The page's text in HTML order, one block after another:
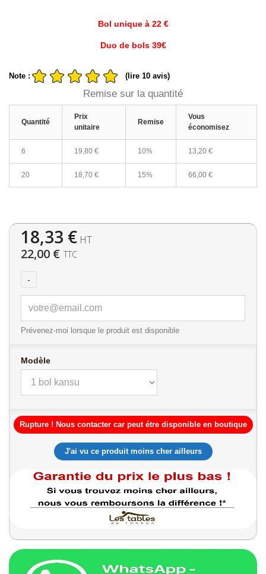
Bol unique à 22 €
Duo de bols 39€
Note : (lire 10 avis)
Remise sur la quantité
Quantité
Prix
unitaire
Remise
Vous
économisez
6 19,80 € 10% 13,20 €
20 18,70 € 15% 66,00 €
18,33 € HT
22,00 € TTC
-
Prévenez-moi lorsque le produit est disponible
Modèle
Rupture ! Nous contacter car peut étre disponible en boutique
J'ai vu ce produit moins cher ailleurs